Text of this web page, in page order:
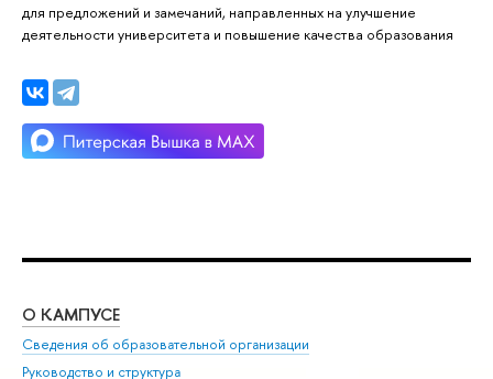
для предложений и замечаний, направленных на улучшение
деятельности университета и повышение качества образования
О КАМПУСЕ
Сведения об образовательной организации
Руководство и структура